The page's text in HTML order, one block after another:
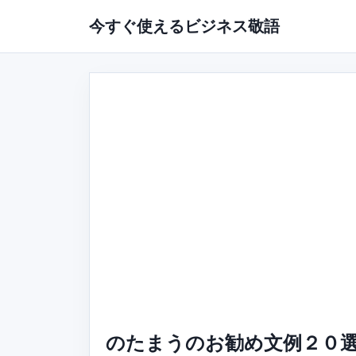
今すぐ使えるビジネス敬語
のたまうのお勧め文例２０